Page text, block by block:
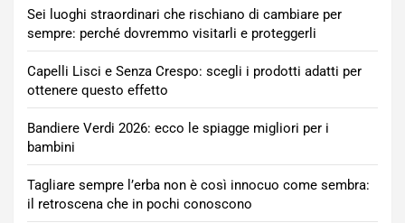
Sei luoghi straordinari che rischiano di cambiare per
sempre: perché dovremmo visitarli e proteggerli
Capelli Lisci e Senza Crespo: scegli i prodotti adatti per
ottenere questo effetto
Bandiere Verdi 2026: ecco le spiagge migliori per i
bambini
Tagliare sempre l’erba non è così innocuo come sembra:
il retroscena che in pochi conoscono